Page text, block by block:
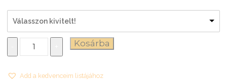
Válasszon kivitelt!
Tortaalátét
mennyiség
Kosárba
Add a kedvenceim listájához